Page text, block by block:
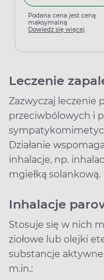
Podana cena jest ceną
maksymalną
Dowiedz się więcej
Leczenie
Zazwyczaj leczenie
przeciwbólowych i
Działanie
inhalacje, np.
mgiełką solankową.
Inhalacje
Stosuje się w nich
ziołowe lub olejki
substancje
m.in.: